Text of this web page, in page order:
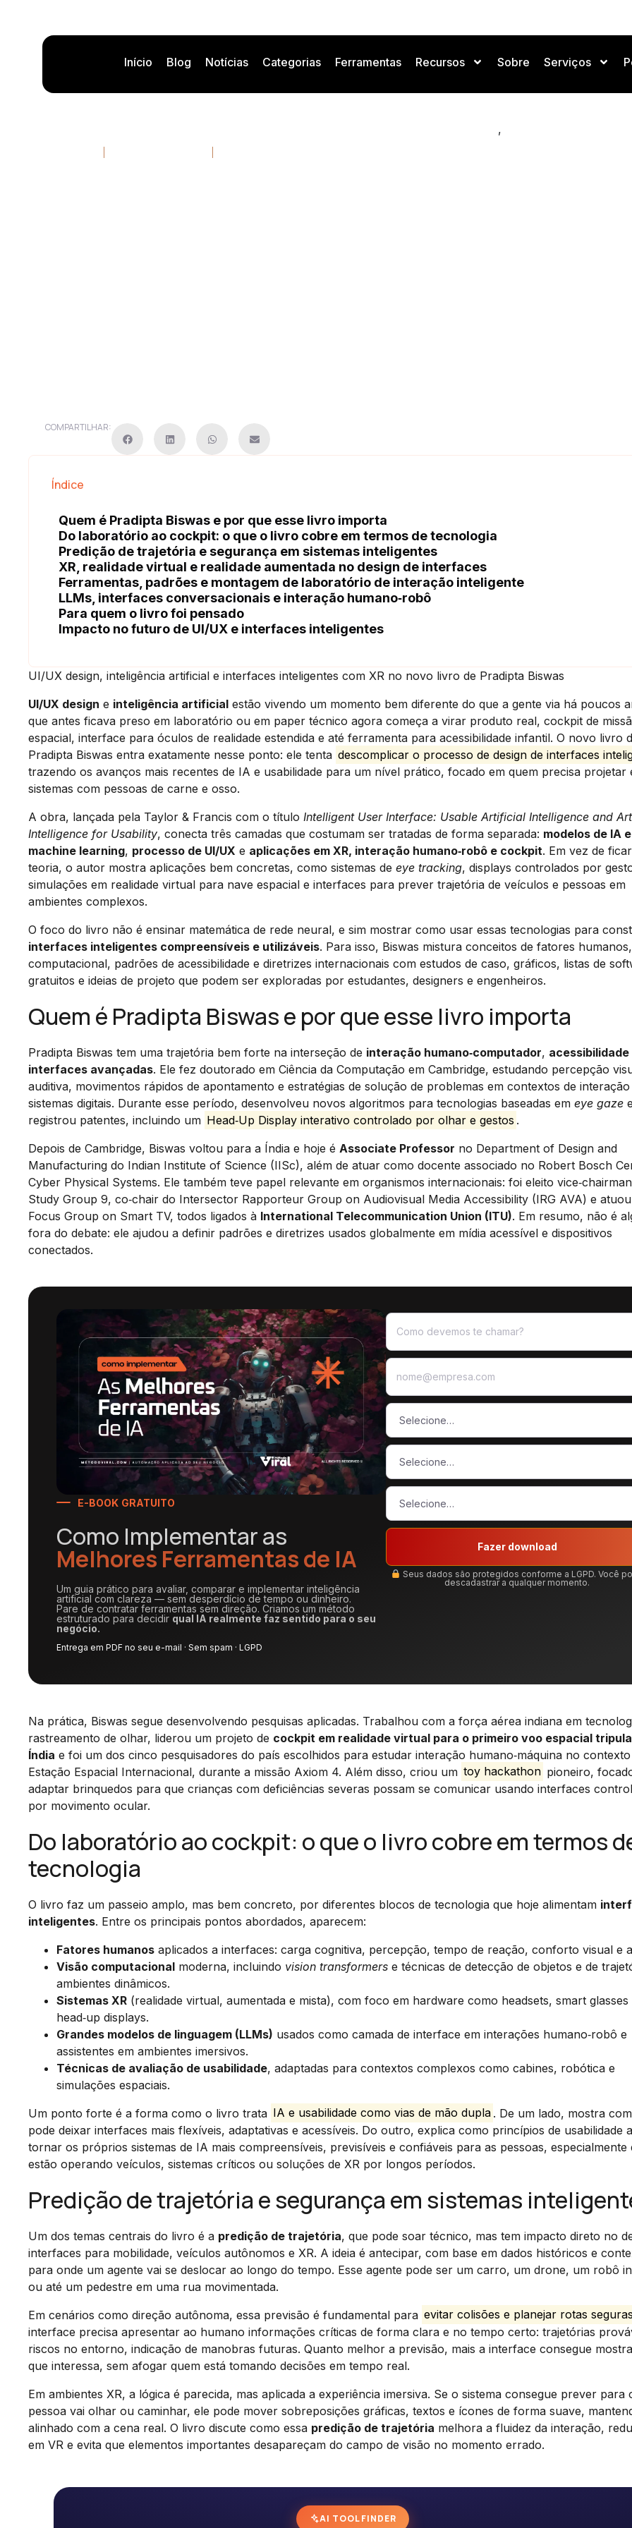
Início Blog Notícias Categorias Ferramentas Recursos Sobre Serviços
UI/UX design, Inteligência artificial e
realidade aumentada com predição
,
COMPARTILHAR:
Índice
Quem é Pradipta Biswas e por que esse livro importa
Do laboratório ao cockpit: o que o livro cobre em termos de tecnologia
Predição de trajetória e segurança em sistemas inteligentes
XR, realidade virtual e realidade aumentada no design de interfaces
Ferramentas, padrões e montagem de laboratório de interação inteligente
LLMs, interfaces conversacionais e interação humano‑robô
Para quem o livro foi pensado
Impacto no futuro de UI/UX e interfaces inteligentes
UI/UX design, inteligência artificial e interfaces inteligentes com XR no novo livro de Pradipta Biswas
UI/UX design e inteligência artificial estão vivendo um momento bem diferente do que a gente via há poucos
que antes ficava preso em laboratório ou em paper técnico agora começa a virar produto real, cockpit de
espacial, interface para óculos de realidade estendida e até ferramenta para acessibilidade infantil. O novo livro
Pradipta Biswas entra exatamente nesse ponto: ele tenta descomplicar o processo de design de interfaces
trazendo os avanços mais recentes de IA e usabilidade para um nível prático, focado em quem precisa projetar
sistemas com pessoas de carne e osso.
A obra, lançada pela Taylor & Francis com o título Intelligent User Interface: Usable Artificial Intelligence and
Intelligence for Usability, conecta três camadas que costumam ser tratadas de forma separada: modelos de IA e
machine learning, processo de UI/UX e aplicações em XR, interação humano‑robô e cockpit. Em vez de
teoria, o autor mostra aplicações bem concretas, como sistemas de eye tracking, displays controlados por
simulações em realidade virtual para nave espacial e interfaces para prever trajetória de veículos e pessoas em
ambientes complexos.
O foco do livro não é ensinar matemática de rede neural, e sim mostrar como usar essas tecnologias para
interfaces inteligentes compreensíveis e utilizáveis. Para isso, Biswas mistura conceitos de fatores
computacional, padrões de acessibilidade e diretrizes internacionais com estudos de caso, gráficos, listas de
gratuitos e ideias de projeto que podem ser exploradas por estudantes, designers e engenheiros.
Quem é Pradipta Biswas e por que esse livro importa
Pradipta Biswas tem uma trajetória bem forte na interseção de interação humano‑computador, acessibilidade
interfaces avançadas. Ele fez doutorado em Ciência da Computação em Cambridge, estudando percepção
auditiva, movimentos rápidos de apontamento e estratégias de solução de problemas em contextos de
sistemas digitais. Durante esse período, desenvolveu novos algoritmos para tecnologias baseadas em eye gaze
registrou patentes, incluindo um Head‑Up Display interativo controlado por olhar e gestos .
Depois de Cambridge, Biswas voltou para a Índia e hoje é Associate Professor no Department of Design and
Manufacturing do Indian Institute of Science (IISc), além de atuar como docente associado no Robert Bosch
Cyber Physical Systems. Ele também teve papel relevante em organismos internacionais: foi eleito
Study Group 9, co‑chair do Intersector Rapporteur Group on Audiovisual Media Accessibility (IRG AVA) e
Focus Group on Smart TV, todos ligados à International Telecommunication Union (ITU). Em resumo, não é
fora do debate: ele ajudou a definir padrões e diretrizes usados globalmente em mídia acessível e dispositivos
conectados.
E-BOOK GRATUITO
Como Implementar as
Melhores Ferramentas de IA
Um guia prático para avaliar, comparar e implementar inteligência
artificial com clareza — sem desperdício de tempo ou dinheiro.
Pare de contratar ferramentas sem direção. Criamos um método
estruturado para decidir qual IA realmente faz sentido para o seu
negócio.
Entrega em PDF no seu e-mail · Sem spam · LGPD
Fazer download
Seus dados são protegidos conforme a LGPD. Você
descadastrar a qualquer momento.
Na prática, Biswas segue desenvolvendo pesquisas aplicadas. Trabalhou com a força aérea indiana em
rastreamento de olhar, liderou um projeto de cockpit em realidade virtual para o primeiro voo espacial
Índia e foi um dos cinco pesquisadores do país escolhidos para estudar interação humano‑máquina no
Estação Espacial Internacional, durante a missão Axiom 4. Além disso, criou um toy hackathon pioneiro,
adaptar brinquedos para que crianças com deficiências severas possam se comunicar usando interfaces
por movimento ocular.
Do laboratório ao cockpit: o que o livro cobre em termos
tecnologia
O livro faz um passeio amplo, mas bem concreto, por diferentes blocos de tecnologia que hoje alimentam
inteligentes. Entre os principais pontos abordados, aparecem:
Fatores humanos aplicados a interfaces: carga cognitiva, percepção, tempo de reação, conforto visual e
Visão computacional moderna, incluindo vision transformers e técnicas de detecção de objetos e de
ambientes dinâmicos.
Sistemas XR (realidade virtual, aumentada e mista), com foco em hardware como headsets, smart glasses
head‑up displays.
Grandes modelos de linguagem (LLMs) usados como camada de interface em interações humano‑robô e
assistentes em ambientes imersivos.
Técnicas de avaliação de usabilidade, adaptadas para contextos complexos como cabines, robótica e
simulações espaciais.
Um ponto forte é a forma como o livro trata IA e usabilidade como vias de mão dupla . De um lado, mostra
pode deixar interfaces mais flexíveis, adaptativas e acessíveis. Do outro, explica como princípios de usabilidade
tornar os próprios sistemas de IA mais compreensíveis, previsíveis e confiáveis para as pessoas, especialmente
estão operando veículos, sistemas críticos ou soluções de XR por longos períodos.
Predição de trajetória e segurança em sistemas
Um dos temas centrais do livro é a predição de trajetória, que pode soar técnico, mas tem impacto direto no
interfaces para mobilidade, veículos autônomos e XR. A ideia é antecipar, com base em dados históricos e
para onde um agente vai se deslocar ao longo do tempo. Esse agente pode ser um carro, um drone, um robô
ou até um pedestre em uma rua movimentada.
Em cenários como direção autônoma, essa previsão é fundamental para evitar colisões e planejar rotas
interface precisa apresentar ao humano informações críticas de forma clara e no tempo certo: trajetórias
riscos no entorno, indicação de manobras futuras. Quanto melhor a previsão, mais a interface consegue
que interessa, sem afogar quem está tomando decisões em tempo real.
Em ambientes XR, a lógica é parecida, mas aplicada a experiência imersiva. Se o sistema consegue prever para
pessoa vai olhar ou caminhar, ele pode mover sobreposições gráficas, textos e ícones de forma suave,
alinhado com a cena real. O livro discute como essa predição de trajetória melhora a fluidez da interação,
em VR e evita que elementos importantes desapareçam do campo de visão no momento errado.
AI TOOL FINDER